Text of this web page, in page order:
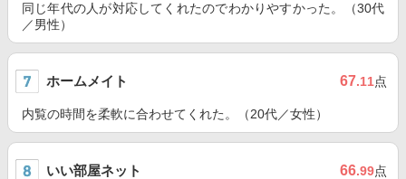
同じ年代の人が対応してくれたのでわかりやすかった。（30代
／男性）
ホームメイト 67.11点
内覧の時間を柔軟に合わせてくれた。（20代／女性）
いい部屋ネット 66.99点